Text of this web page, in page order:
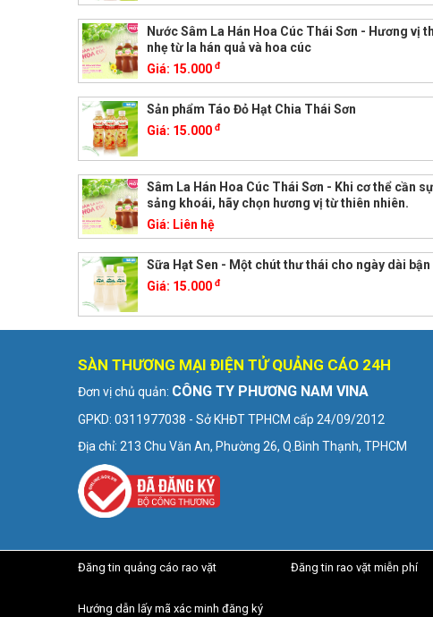
Nước Sâm La Hán Hoa Cúc Thái Sơn - Hương vị
nhẹ từ la hán quả và hoa cúc
Giá: 15.000 đ
Sản phẩm Táo Đỏ Hạt Chia Thái Sơn
Giá: 15.000 đ
Sâm La Hán Hoa Cúc Thái Sơn - Khi cơ thể cần sự
sảng khoái, hãy chọn hương vị từ thiên nhiên.
Giá: Liên hệ
Sữa Hạt Sen - Một chút thư thái cho ngày dài bận
Giá: 15.000 đ
SÀN THƯƠNG MẠI ĐIỆN TỬ QUẢNG CÁO 24H
Đơn vị chủ quản: CÔNG TY PHƯƠNG NAM VINA
GPKD: 0311977038 - Sở KHĐT TPHCM cấp 24/09/2012
Địa chỉ: 213 Chu Văn An, Phường 26, Q.Bình Thạnh, TPHCM
Đăng tin quảng cáo rao vặt Đăng tin rao vặt miễn phí
Hướng dẫn lấy mã xác minh đăng ký